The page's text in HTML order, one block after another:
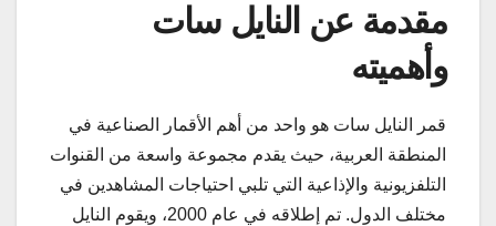
مقدمة عن النايل سات
وأهميته
قمر النايل سات هو واحد من أهم الأقمار الصناعية في
المنطقة العربية، حيث يقدم مجموعة واسعة من القنوات
التلفزيونية والإذاعية التي تلبي احتياجات المشاهدين في
مختلف الدول. تم إطلاقه في عام 2000، ويقوم النايل